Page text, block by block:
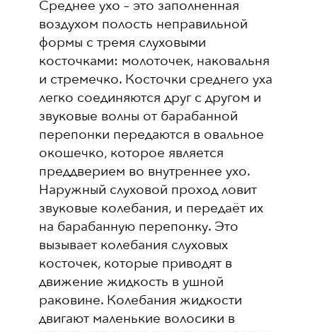
Среднее ухо – это заполненная
воздухом полость неправильной
формы с тремя слуховыми
косточками: молоточек, наковальня
и стремечко. Косточки среднего уха
легко соединяются друг с другом и
звуковые волны от барабанной
перепонки передаются в овальное
окошечко, которое является
преддверием во внутреннее ухо.
Наружный слуховой проход ловит
звуковые колебания, и передаёт их
на барабанную перепонку. Это
вызывает колебания слуховых
косточек, которые приводят в
движение жидкость в ушной
раковине. Колебания жидкости
двигают маленькие волосики в